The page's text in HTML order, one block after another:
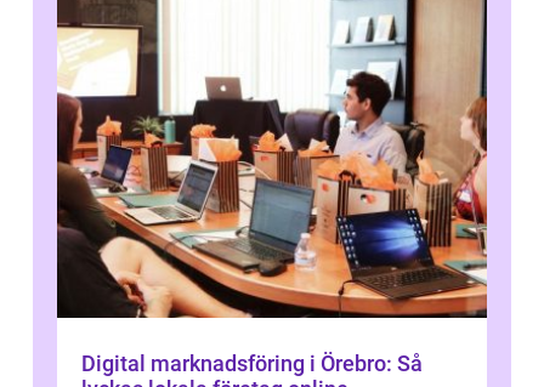
Digital marknadsföring i Örebro: Så